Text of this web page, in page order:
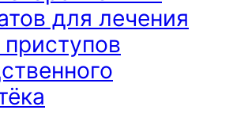
для лечения